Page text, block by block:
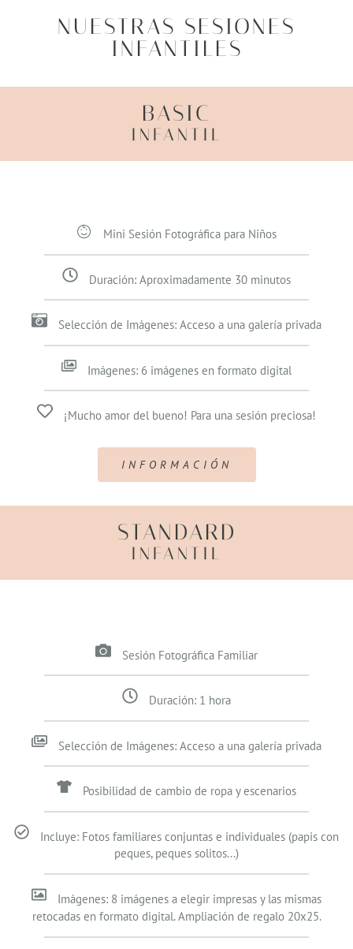
NUESTRAS SESIONES
INFANTILES
BASIC
INFANTIL
Mini Sesión Fotográfica para Niños
Duración: Aproximadamente 30 minutos
Selección de Imágenes: Acceso a una galería privada
Imágenes: 6 imágenes en formato digital
¡Mucho amor del bueno! Para una sesión preciosa!
INFORMACIÓN
STANDARD
INFANTIL
Sesión Fotográfica Familiar
Duración: 1 hora
Selección de Imágenes: Acceso a una galería privada
Posibilidad de cambio de ropa y escenarios
Incluye: Fotos familiares conjuntas e individuales (papis con
peques, peques solitos...)
Imágenes: 8 imágenes a elegir impresas y las mismas
retocadas en formato digital. Ampliación de regalo 20x25.